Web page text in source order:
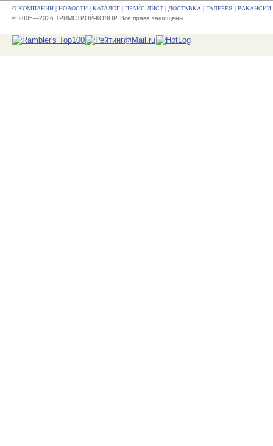
О КОМПАНИИ | НОВОСТИ | КАТАЛОГ | ПРАЙС-ЛИСТ | ДОСТАВКА | ГАЛЕРЕЯ | ВАКАНСИИ
© 2005—2026 ТРИМСТРОЙ-КОЛОР. Все права защищены